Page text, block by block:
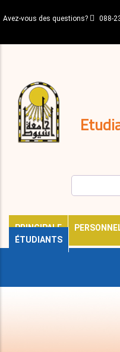
au
principal
Avez-vous des questions? 088-
PRINCIPALE
ÉTUDIANTS
décisions
Expatriés
Journal